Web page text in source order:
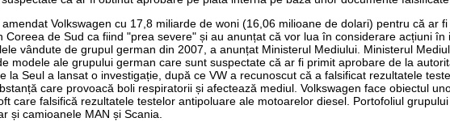
Volkswagen cu 17,8 miliarde de woni (16,06 milioane de dolari) pentru că ar
de Sud ca fiind "prea severe" și au anunțat că vor lua în considerare acțiuni
vândute de grupul german din 2007, a anunțat Ministerul Mediului. Ministerul
ale grupului german care sunt suspectate că ar fi primit aprobare de la
Seul a lansat o investigație, după ce VW a recunoscut că a falsificat rezultatele
care provoacă boli respiratorii și afectează mediul. Volkswagen face obiectul
care falsifică rezultatele testelor antipoluare ale motoarelor diesel. Portofoliul
și camioanele MAN și Scania.